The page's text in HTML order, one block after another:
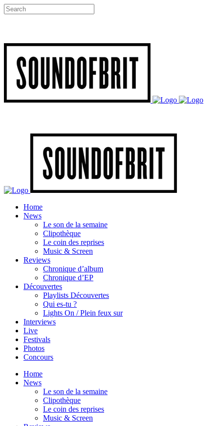
Home
News
Le son de la semaine
Clipothèque
Le coin des reprises
Music & Screen
Reviews
Chronique d’album
Chronique d’EP
Découvertes
Playlists Découvertes
Qui es-tu ?
Lights On / Plein feux sur
Interviews
Live
Festivals
Photos
Concours
Home
News
Le son de la semaine
Clipothèque
Le coin des reprises
Music & Screen